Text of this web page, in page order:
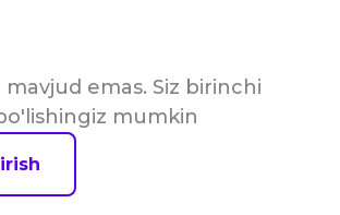
mavjud emas. Siz birinchi
mumkin